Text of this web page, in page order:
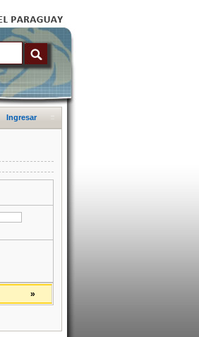
Ingresar
»